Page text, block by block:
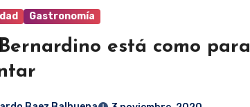
Gastronomía
está como para